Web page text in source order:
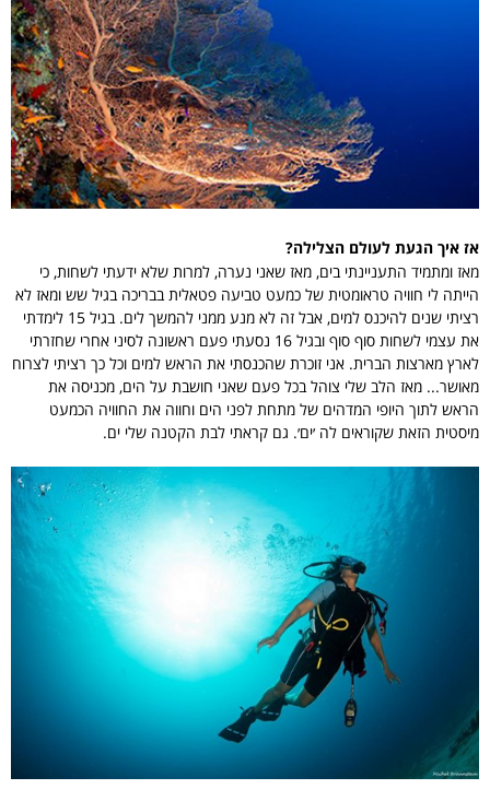
אז איך הגעת לעולם הצלילה?
מאז ומתמיד התעניינתי בים, מאז שאני נערה, למרות שלא ידעתי לשחות, כי
הייתה לי חוויה טראומטית של כמעט טביעה פטאלית בבריכה בגיל שש ומאז לא
רציתי שנים להיכנס למים, אבל זה לא מנע ממני להמשך לים. בגיל 15 לימדתי
את עצמי לשחות סוף סוף ובגיל 16 נסעתי פעם ראשונה לסיני אחרי שחזרתי
לארץ מארצות הברית. אני זוכרת שהכנסתי את הראש למים וכל כך רציתי לצרוח
מאושר... מאז הלב שלי צוהל בכל פעם שאני חושבת על הים, מכניסה את
הראש לתוך היופי המדהים של מתחת לפני הים וחווה את החוויה הכמעט
מיסטית הזאת שקוראים לה ׳ים׳. גם קראתי לבת הקטנה שלי ים.